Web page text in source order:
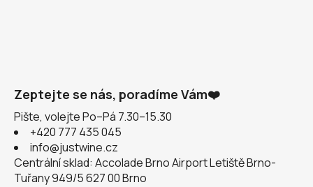
Zeptejte se nás, poradíme Vám❤️
Pište, volejte Po–Pá 7.30–15.30
+420 777 435 045
info@justwine.cz
Centrální sklad: Accolade Brno Airport Letiště Brno-
Tuřany 949/5 627 00 Brno